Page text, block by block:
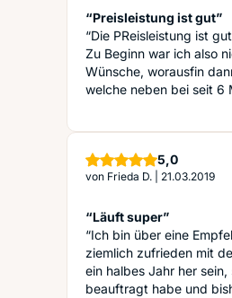
“Preisleistung ist gut”
“Die PReisleistung ist
Zu Beginn war ich also
Wünsche, worausfin
welche neben bei seit 6
5,0Sterne
von Frieda D. 21.03.2019
“Läuft super”
“Ich bin über eine
ziemlich zufrieden mit
ein halbes Jahr her
beauftragt habe und